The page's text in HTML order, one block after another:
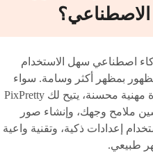
الاصطناعي؟
اصطناعي سهل الاستخدام
بمظهر أكثر وسامة. سواء
كنت مجرد فضولي أو تريد صورة مهنية محسنة، يتيح لك PixPretty
ملامح وجهك، وإنشاء صور
إعدادات ذكية، وتقنية واعية
طبيعي.